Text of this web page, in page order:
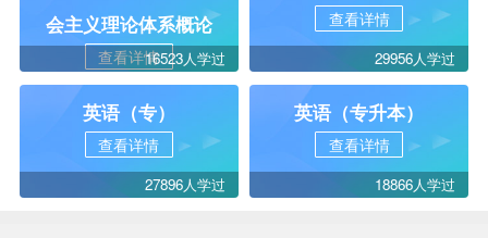
会主义理论体系概论
查看详情16523人学过
查看详情
29956人学过
英语（专）
查看详情
27896人学过
英语（专升本）
查看详情
18866人学过